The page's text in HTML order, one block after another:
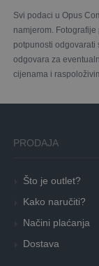
Svi podaci u Opus
namjerom.
potpunosti odgovarati
odgovara za
cijenama i
PRODAJA
Što je outlet?
Kako naručiti?
Načini plaćanja
Dostava